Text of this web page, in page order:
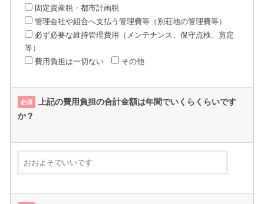
固定資産税・都市計画税
管理会社や組合へ支払う管理費等（別荘地の管理費等）
必ず必要な維持管理費用（メンテナンス、保守点検、剪定
等）
費用負担は一切ない
その他
必須
上記の費用負担の合計金額は年間でいくらくらいです
か？